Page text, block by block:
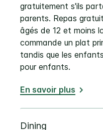
gratuitement s'ils
parents. Repas
âgés de 12 et moins
commande un plat
tandis que les
pour enfants.
En savoir plus